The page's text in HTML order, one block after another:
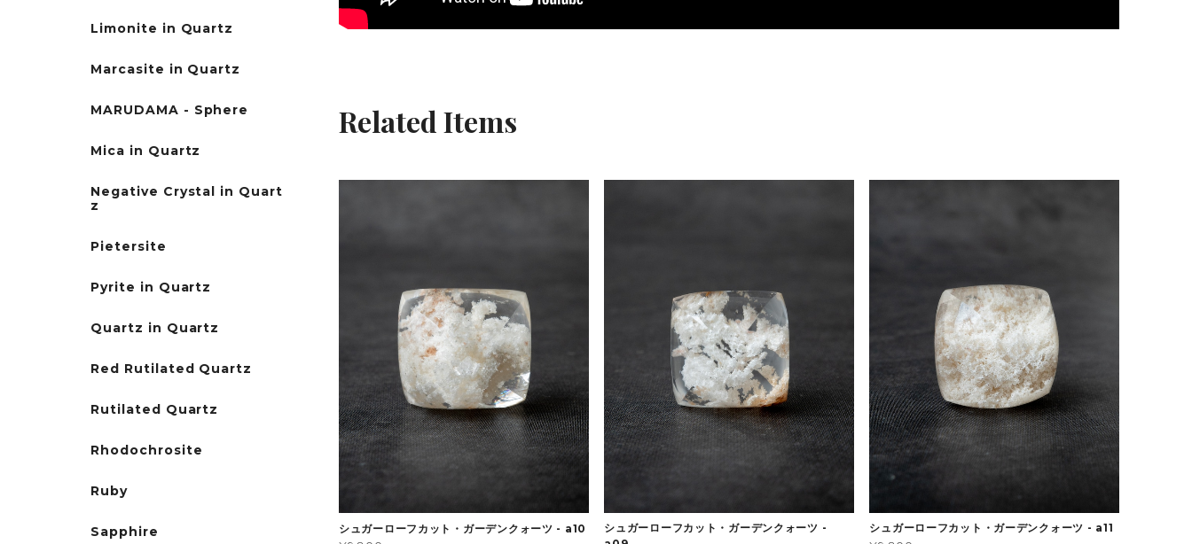
Related Items
シュガーローフカット・ガーデンクォーツ - a10
シュガーローフカット・ガーデンクォーツ -
シュガーローフカット・ガーデンクォーツ - a11
Limonite in Quartz
Marcasite in Quartz
MARUDAMA - Sphere
Mica in Quartz
Negative Crystal in Quart
z
Pietersite
Pyrite in Quartz
Quartz in Quartz
Red Rutilated Quartz
Rutilated Quartz
Rhodochrosite
Ruby
Sapphire